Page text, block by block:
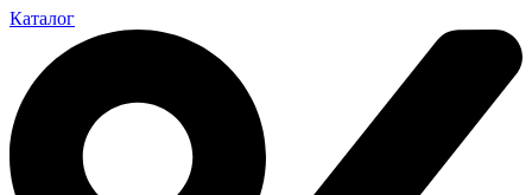
Каталог